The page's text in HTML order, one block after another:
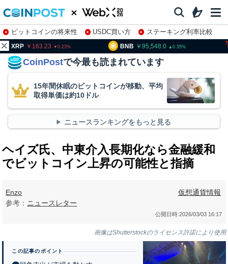
ビットコインの将来性 USDC買い方
ステーキング利率比較
株特集・関連銘柄
163.23 0.23 95,548.0 0.35
CoinPostで今最も読まれています
15年間休眠のビットコインが移動、平均
取得単価は約10ドル
ニュースランキングをもっと見る
ヘイズ氏、中東介入長期化なら金融緩和
でビットコイン上昇の可能性と指摘
Enzo
参考： ニュースレター
仮想通貨情報
公開日時:2026/03/03 16:17
画像はShutterstockのライセンス許諾により使用
この記事のポイント